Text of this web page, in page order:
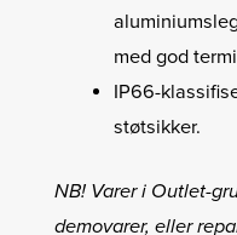
med god
IP66-
støtsikker.
NB! Varer i Outlet-
demovarer, eller